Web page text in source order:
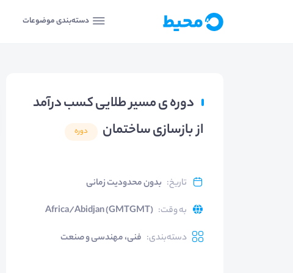
دسته‌بندی موضوعات
دوره ی مسیر طلایی کسب درآمد
از بازسازی ساختمان
دوره
تاریخ: بدون محدودیت زمانی
به وقت:
Africa/Abidjan (GMTGMT)
دسته‌بندی: فنی، مهندسی و صنعت